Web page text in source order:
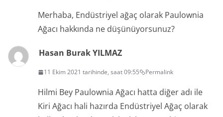
Merhaba, Endüstriyel ağaç olarak Paulownia
Ağacı hakkında ne düşünüyorsunuz?
Hasan Burak YILMAZ
11 Ekim 2021 tarihinde, saat 09:55 Permalink
Hilmi Bey Paulownia Ağacı hatta diğer adı ile
Kiri Ağacı hali hazırda Endüstriyel Ağaç olarak